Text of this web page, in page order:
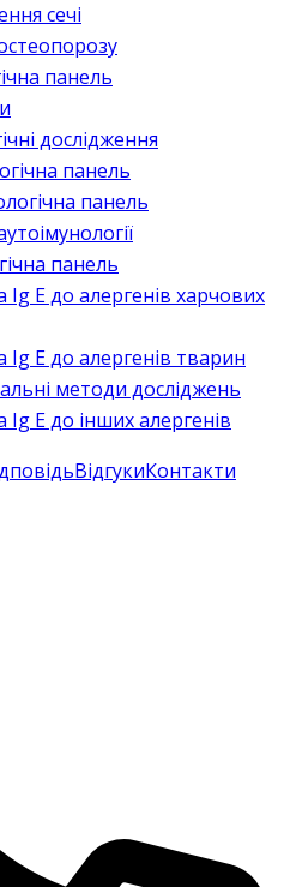
сечі
панель
дослідження
панель
панель
панель
Ig E до алергенів харчових
Ig E до алергенів тварин
методи досліджень
Ig E до інших алергенів
ВідгукиКонтакти